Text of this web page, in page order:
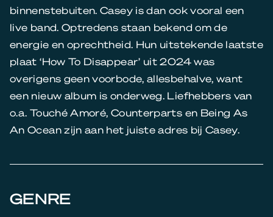
binnenstebuiten. Casey is dan ook vooral een
live band. Optredens staan bekend om de
energie en oprechtheid. Hun uitstekende laatste
plaat ‘How To Disappear’ uit 2024 was
overigens geen voorbode, allesbehalve, want
een nieuw album is onderweg. Liefhebbers van
o.a. Touché Amoré, Counterparts en Being As
An Ocean zijn aan het juiste adres bij Casey.
GENRE